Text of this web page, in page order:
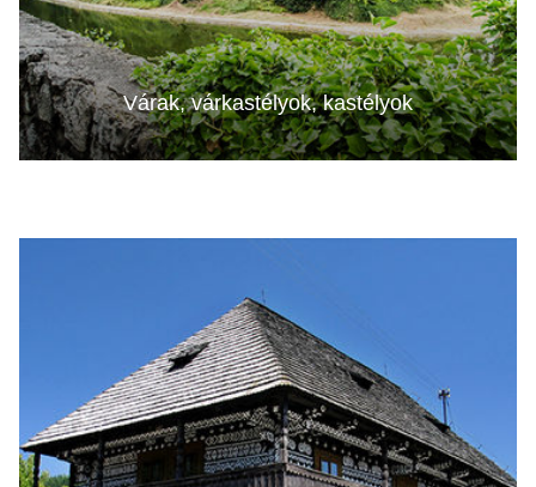
Várak, várkastélyok, kastélyok